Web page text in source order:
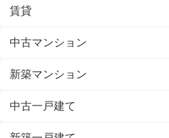
賃貸
中古マンション
新築マンション
中古一戸建て